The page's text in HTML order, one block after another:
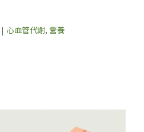
| 心血管代謝, 營養